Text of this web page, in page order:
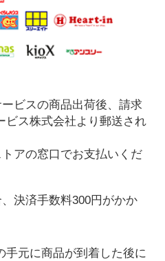
ビスの商品出荷後、請求
ビス株式会社より郵送され
アの窓口でお支払いくだ
決済手数料300円がかか
手元に商品が到着した後に